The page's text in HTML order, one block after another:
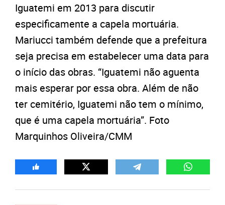
Iguatemi em 2013 para discutir
especificamente a capela mortuária.
Mariucci também defende que a prefeitura
seja precisa em estabelecer uma data para
o início das obras. “Iguatemi não aguenta
mais esperar por essa obra. Além de não
ter cemitério, Iguatemi não tem o mínimo,
que é uma capela mortuária”. Foto
Marquinhos Oliveira/CMM